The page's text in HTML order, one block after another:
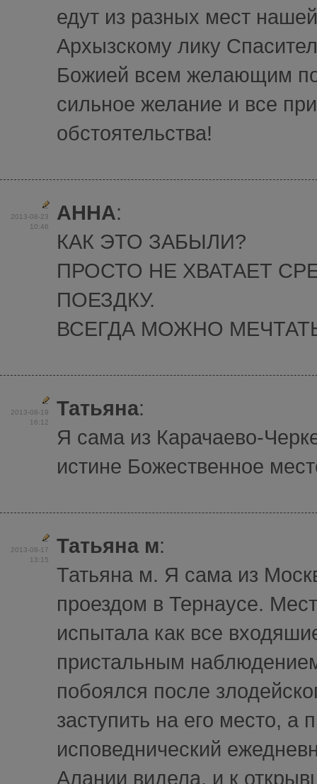
едут из разных мест
Архызскому лику
Божией всем желающим
сильное желание и все
обстоятельства!
2013-08-23
10:46
АННА:
КАК ЭТО ЗАБЫЛИ?
ПРОСТО НЕ ХВАТАЕТ
ПОЕЗДКУ.
ВСЕГДА МОЖНО
2013-08-19
16:12
Татьяна:
Я сама из Карачаево-
истине Божественное
2013-08-17
13:15
Татьяна м:
Татьяна м. Я сама из
проездом в Тернаусе.
испытала как все
пристальным
побоялся после
заступить на его место, а
исповеднический
Алании видела, и к